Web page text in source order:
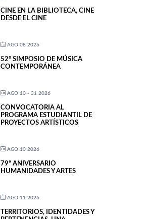
CINE EN LA BIBLIOTECA, CINE
DESDE EL CINE
AGO 08 2026
52° SIMPOSIO DE MÚSICA
CONTEMPORÁNEA
AGO 10 - 31 2026
CONVOCATORIA AL
PROGRAMA ESTUDIANTIL DE
PROYECTOS ARTÍSTICOS
AGO 10 2026
79º ANIVERSARIO
HUMANIDADES Y ARTES
AGO 11 2026
TERRITORIOS, IDENTIDADES Y